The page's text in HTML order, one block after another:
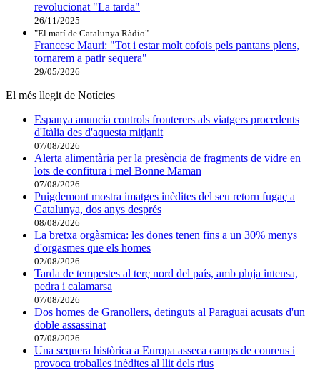
revolucionat "La tarda"
26/11/2025
"El matí de Catalunya Ràdio"
Francesc Mauri: "Tot i estar molt cofois pels pantans plens,
tornarem a patir sequera"
29/05/2026
El més llegit de Notícies
Espanya anuncia controls fronterers als viatgers procedents
d'Itàlia des d'aquesta mitjanit
07/08/2026
Alerta alimentària per la presència de fragments de vidre en
lots de confitura i mel Bonne Maman
07/08/2026
Puigdemont mostra imatges inèdites del seu retorn fugaç a
Catalunya, dos anys després
08/08/2026
La bretxa orgàsmica: les dones tenen fins a un 30% menys
d'orgasmes que els homes
02/08/2026
Tarda de tempestes al terç nord del país, amb pluja intensa,
pedra i calamarsa
07/08/2026
Dos homes de Granollers, detinguts al Paraguai acusats d'un
doble assassinat
07/08/2026
Una sequera històrica a Europa asseca camps de conreus i
provoca troballes inèdites al llit dels rius